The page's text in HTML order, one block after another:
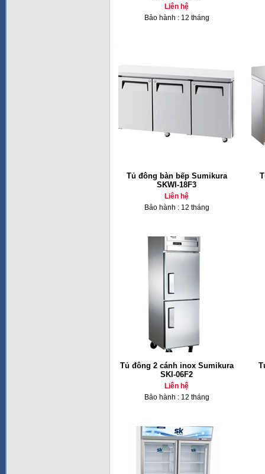
Liên hệ
Bảo hành : 12 tháng
Tủ đông bàn bếp Sumikura
SKWI-18F3
Liên hệ
Bảo hành : 12 tháng
Tủ đông 2 cánh inox Sumikura
SKI-06F2
Liên hệ
Bảo hành : 12 tháng